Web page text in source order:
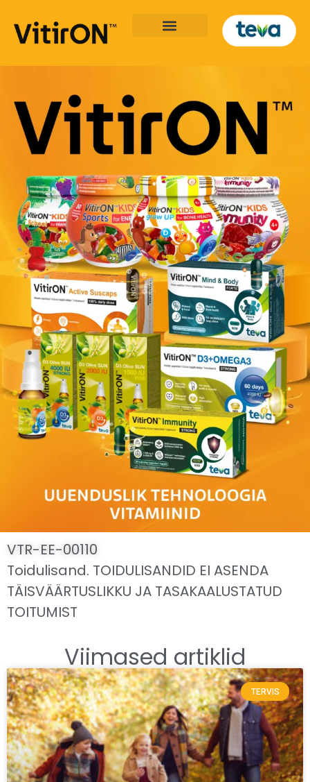
VTR-EE-00110
Toidulisand. TOIDULISANDID EI ASENDA
TÄISVÄÄRTUSLIKKU JA TASAKAALUSTATUD
TOITUMIST
Viimased artiklid
TERVIS